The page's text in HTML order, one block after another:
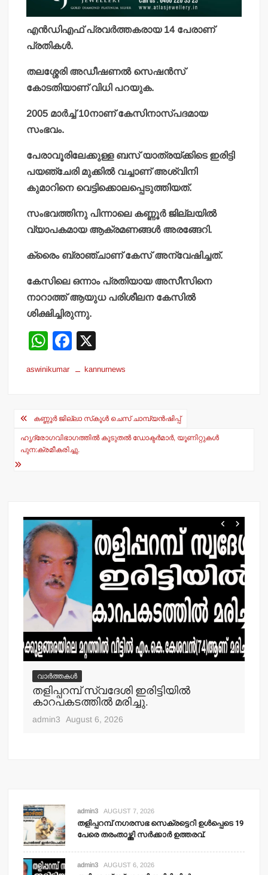
എൻഡിഎഫ് പ്രവർത്തകരായ 14 പേരാണ്
പ്രതികൾ.
തലശ്ശേരി അഡീഷണൽ സെഷൻസ്
കോടതിയാണ് വിധി പറയുക.
2005 മാർച്ച് 10നാണ് കേസിനാസ്പദമായ
സംഭവം.
പേരാവൂരിലേക്കുള്ള ബസ് യാത്രയ്ക്കിടെ ഇരിട്ടി
പയഞ്ചേരി മുക്കിൽ വച്ചാണ് അശ്വിനി
കുമാറിനെ വെട്ടിക്കൊലപ്പെടുത്തിയത്.
സംഭവത്തിനു പിന്നാലെ കണ്ണൂർ ജില്ലയിൽ
വ്യാപകമായ ആക്രമണങ്ങൾ അരങ്ങേറി.
ക്രൈം ബ്രാഞ്ചാണ് കേസ് അന്വേഷിച്ചത്.
കേസിലെ ഒന്നാം പ്രതിയായ അസീസിനെ
നാറാത്ത് ആയുധ പരിശീലന കേസിൽ
ശിക്ഷിച്ചിരുന്നു.
W
h
at
A
p
p
F
c
b
o
o
aswinikumar kannurnews
Post
navigation
കണ്ണൂര്‍ ജില്ലാ സ്‌കൂള്‍ ചെസ് ചാമ്പ്യന്‍ഷിപ്പ്
ഹൃദ്രോഗവിഭാഗത്തില്‍ കൂടുതല്‍ ഡോക്ടര്‍മാര്‍, യൂണിറ്റുകള്‍
പുന:ക്രമീകരിച്ചു.
വാർത്തകൾ
തളിപ്പറമ്പ് സ്വദേശി ഇരിട്ടിയില്‍
കാറപകടത്തില്‍ മരിച്ചു.
admin3 August 6, 2026
admin3 AUGUST 7, 2026
തളിപ്പറമ്പ് നഗരസഭ സെക്രട്ടെറി ഉള്‍പ്പെടെ 19
പേരെ തരംതാഴ്ത്തി സര്‍ക്കാര്‍ ഉത്തരവ്.
admin3 AUGUST 6, 2026